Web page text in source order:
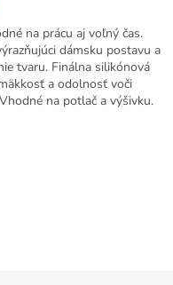
na prácu aj voľný čas.
dámsku postavu a
tvaru. Finálna silikónová
a odolnosť voči
na potlač a výšivku.